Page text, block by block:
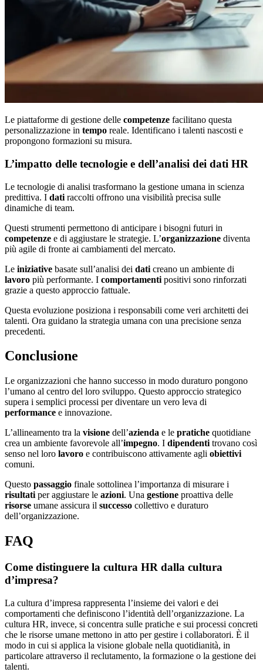
Le piattaforme di gestione delle competenze facilitano questa
personalizzazione in tempo reale. Identificano i talenti nascosti e
propongono formazioni su misura.
L’impatto delle tecnologie e dell’analisi dei dati HR
Le tecnologie di analisi trasformano la gestione umana in scienza
predittiva. I dati raccolti offrono una visibilità precisa sulle
dinamiche di team.
Questi strumenti permettono di anticipare i bisogni futuri in
competenze e di aggiustare le strategie. L’organizzazione diventa
più agile di fronte ai cambiamenti del mercato.
Le iniziative basate sull’analisi dei dati creano un ambiente di
lavoro più performante. I comportamenti positivi sono rinforzati
grazie a questo approccio fattuale.
Questa evoluzione posiziona i responsabili come veri architetti dei
talenti. Ora guidano la strategia umana con una precisione senza
precedenti.
Conclusione
Le organizzazioni che hanno successo in modo duraturo pongono
l’umano al centro del loro sviluppo. Questo approccio strategico
supera i semplici processi per diventare un vero leva di
performance e innovazione.
L’allineamento tra la visione dell’azienda e le pratiche quotidiane
crea un ambiente favorevole all’impegno. I dipendenti trovano così
senso nel loro lavoro e contribuiscono attivamente agli obiettivi
comuni.
Questo passaggio finale sottolinea l’importanza di misurare i
risultati per aggiustare le azioni. Una gestione proattiva delle
risorse umane assicura il successo collettivo e duraturo
dell’organizzazione.
FAQ
Come distinguere la cultura HR dalla cultura
d’impresa?
La cultura d’impresa rappresenta l’insieme dei valori e dei
comportamenti che definiscono l’identità dell’organizzazione. La
cultura HR, invece, si concentra sulle pratiche e sui processi concreti
che le risorse umane mettono in atto per gestire i collaboratori. È il
modo in cui si applica la visione globale nella quotidianità, in
particolare attraverso il reclutamento, la formazione o la gestione dei
talenti.